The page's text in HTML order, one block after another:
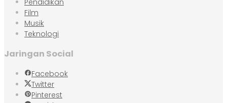
Film
Musik
Teknologi
Jaringan Social
Facebook
Twitter
Pinterest